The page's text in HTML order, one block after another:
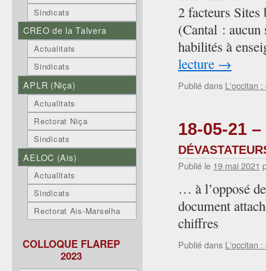
2 facteurs
(Cantal : aucun
habilités à
lecture →
Publié dans L'occitan
18-05-21 –
Publié le 19 mai 2021
… à l’opposé
document
chiffres
Publié dans L'occitan
Sindicats
CREO de la Talvera
Actualitats
Sindicats
APLR (Niça)
Actualitats
Rectorat Niça
Sindicats
AELOC (Ais)
Actualitats
Sindicats
Rectorat Ais-Marselha
COLLOQUE FLAREP
2023